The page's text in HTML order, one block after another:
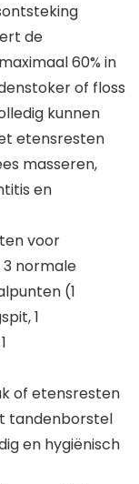
de
60% in
of floss
kunnen
etensresten
masseren,
en
voor
normale
(1
1
of etensresten
tandenborstel
en hygiënisch